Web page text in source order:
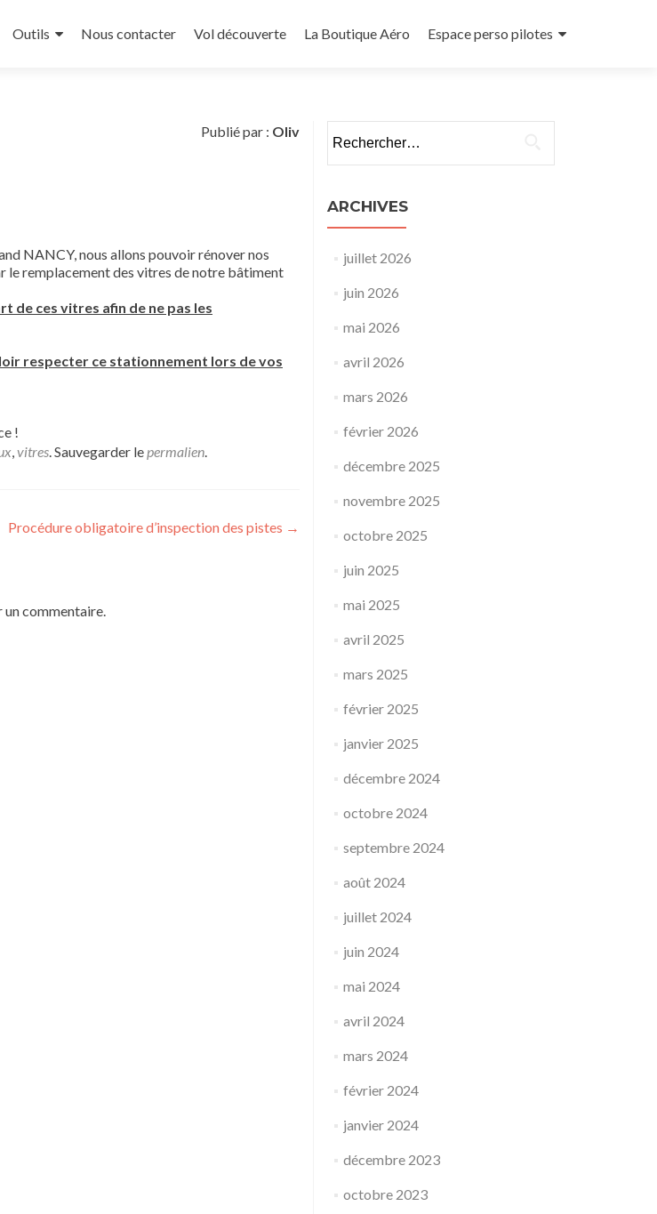
Outils Nous contacter Vol découverte La Boutique Aéro Espace perso pilotes
Publié par : Oliv
NANCY, nous allons pouvoir rénover nos
le remplacement des vitres de notre bâtiment
de ces vitres afin de ne pas les
respecter ce stationnement lors de vos
!
,vitres. Sauvegarder lepermalien.
Procédure obligatoire d’inspection des pistes →
commentaire.
ARCHIVES
juillet 2026
juin 2026
mai 2026
avril 2026
mars 2026
février 2026
décembre 2025
novembre 2025
octobre 2025
juin 2025
mai 2025
avril 2025
mars 2025
février 2025
janvier 2025
décembre 2024
octobre 2024
septembre 2024
août 2024
juillet 2024
juin 2024
mai 2024
avril 2024
mars 2024
février 2024
janvier 2024
décembre 2023
octobre 2023